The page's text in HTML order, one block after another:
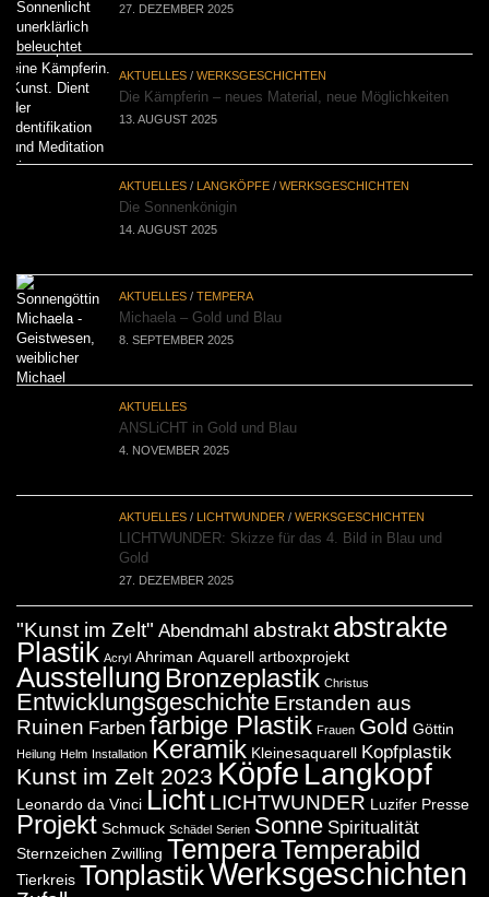
27. DEZEMBER 2025
AKTUELLES / WERKSGESCHICHTEN
Die Kämpferin – neues Material, neue Möglichkeiten
13. AUGUST 2025
AKTUELLES / LANGKÖPFE / WERKSGESCHICHTEN
Die Sonnenkönigin
14. AUGUST 2025
AKTUELLES / TEMPERA
Michaela – Gold und Blau
8. SEPTEMBER 2025
AKTUELLES
ANSLiCHT in Gold und Blau
4. NOVEMBER 2025
AKTUELLES / LICHTWUNDER / WERKSGESCHICHTEN
LICHTWUNDER: Skizze für das 4. Bild in Blau und
Gold
27. DEZEMBER 2025
"Kunst im Zelt" Abendmahl abstrakt abstrakte
Plastik Acryl Ahriman Aquarell artboxprojekt
Ausstellung Bronzeplastik Christus
Entwicklungsgeschichte Erstanden aus
Ruinen Farben farbige Plastik Frauen Gold Göttin
Heilung Helm Installation Keramik Kleinesaquarell Kopfplastik
Kunst im Zelt 2023 Köpfe Langkopf
Leonardo da Vinci Licht LICHTWUNDER Luzifer Presse
Projekt Schmuck Schädel Serien Sonne Spiritualität
Sternzeichen Zwilling TemperaTemperabild
Tierkreis TonplastikWerksgeschichten